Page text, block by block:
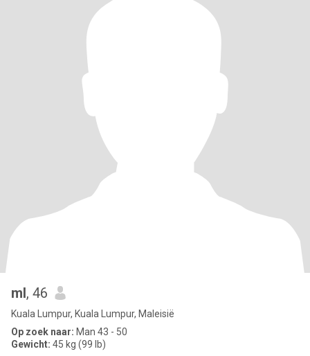
ml, 46
Kuala Lumpur, Kuala Lumpur, Maleisië
Op zoek naar: Man 43 - 50
Gewicht: 45 kg (99 lb)